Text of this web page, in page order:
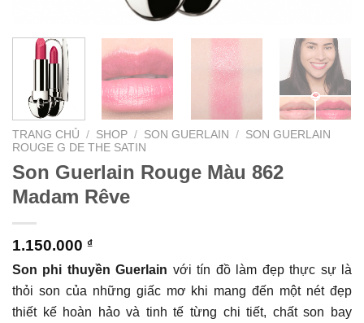
TRANG CHỦ / SHOP / SON GUERLAIN / SON GUERLAIN
ROUGE G DE THE SATIN
Son Guerlain Rouge Màu 862
Madam Rêve
1.150.000 ₫
Son phi thuyền Guerlain với tín đồ làm đẹp thực sự là
thỏi son của những giấc mơ khi mang đến một nét đẹp
thiết kế hoàn hảo và tinh tế từng chi tiết, chất son bay